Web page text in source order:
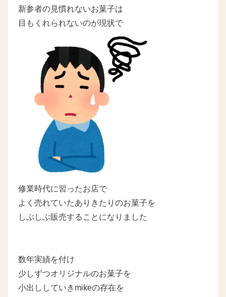
新参者の見慣れないお菓子は
目もくれられないのが現状で
修業時代に習ったお店で
よく売れていたありきたりのお菓子を
しぶしぶ販売することになりました
数年実績を付け
少しずつオリジナルのお菓子を
小出ししていきmikeの存在を